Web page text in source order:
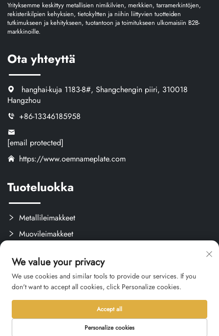
Yrityksemme keskittyy metallisien nimikilvien, merkkien, tarramerkintöjen,
rekisterikilpien kehyksien, tietokyltten ja niihin liittyvien tuotteiden
tutkimukseen ja kehitykseen, tuotantoon ja toimitukseen ulkomaisiin B2B-
markkinoille.
Ota yhteyttä
hanghai-kuja 1183-8#, Shangchengin piiri, 310018
Hangzhou
+86-13346185958
[email protected]
https://www.oemnameplate.com
Tuoteluokka
Metallileimakkeet
Muovileimakkeet
Mukautetut Käsityöt
Tekijänoikeus © 2026 Hangzhou Qianxi Crafts CO., Ltd. Kaikki
oikeudet pidätetään. -
Tietosuojakäytäntö
We value your privacy
We use cookies and similar tools to provide our services. If you
don't want to accept all cookies, click Personalize cookies.
Personalize cookies
Accept all